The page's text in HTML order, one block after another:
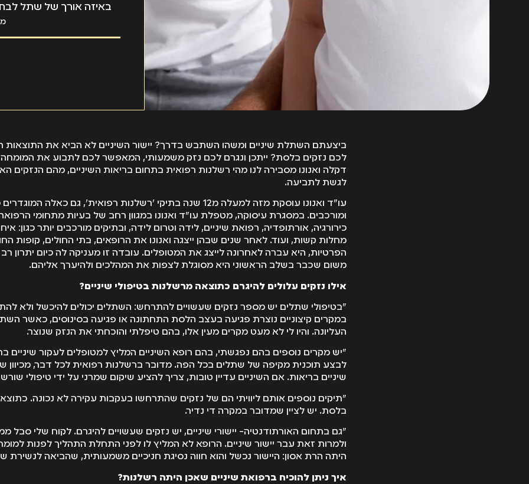
באיזה אורך של שתל
ביצעתם השתלת שיניים ומשהו השתבש בדרך? יישור השיניים לא הביא את התוצאות
לכם נזקים בלסת? ייתכן ונגרם לכם נזק משמעותי, המאפשר לכם לתבוע את
דקלה ואנונו מסבירה לנו מהי רשלנות רפואית בתחום בריאות השיניים, מהם הנזקים
לגשת לתביעה.
עו"ד ואנונו עוסקת מזה למעלה מ12 שנה בתיקי 'רשלנות רפואית', גם כאלה
ומורכבים. במסגרת עיסוקה, מטפלת עו"ד ואנונו במגוון רחב של בעיות מתחומי הרפואה
כירורגיה, אורתופדיה, רפואת שיניים, לידה וטרום לידה, ובתיקים מורכבים יותר כגון:
מחלות קשות, ועוד. לאחר שנים שבהן ייצגה ואנונו את הרופאים, בתי החולים, קופות
הפרטיות, היא עברה לאחרונה לייצג את המטופלים. עובדה זו מעניקה לה כיום יתרון
משום שכבר בשלב הראשוני היא מסוגלת לצפות את המהלכים ולהיערך אליהם.
אילו נזקים עלולים להיגרם כתוצאה מרשלנות בטיפולי שיניים?
"בטיפולי שתלים יש מספר נזקים שעשויים להתרחש: השתלים יכולים להיכשל ולא
במקרים קיצוניים נוצרת פגיעה בעצב הלסת התחתונה או פגיעה בסינוסים, כאשר
העליונה. והיו לי לא מעט מקרים מעין אלו, בהם טיפלתי והוכחתי את הנזק שנוצר.
"יש מקרים נוספים בהם נפגשתי, בהם רופא השיניים המליץ למטופלים לעקור שיניים
לבצע תוכנית מקיפה של שתלים בכל הפה. מדובר ברשלנות רפואית לכל דבר, מכיוון
שיניים בריאות. אם השיניים עדיין טובות, צריך להציע שיקום שמרני על ידי טיפולי
"תיקים נוספים אותם ליוויתי הם של נזקים שהתרחשו בעקבות עקירה לא נכונה.
בלסת. יש לציין שמדובר במקרה די נדיר.
"גם בתחום האורתודנטיה- יישורי שיניים, יש נזקים שעשויים להיגרם. לקוח שלי סבל
ולמרות זאת עבר יישור שיניים. הרופא לא המליץ לו לפני התחלת התהליך לפנות
היתה הרת אסון: היישור נכשל והוא חווה נסיגת חניכיים משמעותית, שהביאה לנשירת
איך ניתן להוכיח ברפואת שיניים שאכן היתה רשלנות?